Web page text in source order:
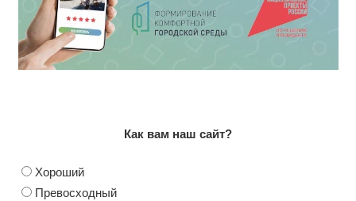
Как вам наш сайт?
Хороший
Превосходный